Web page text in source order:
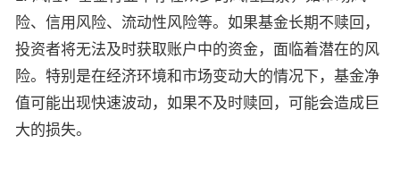
险、信用风险、流动性风险等。如果基金长期不赎回，
投资者将无法及时获取账户中的资金，面临着潜在的风
险。特别是在经济环境和市场变动大的情况下，基金净
值可能出现快速波动，如果不及时赎回，可能会造成巨
大的损失。